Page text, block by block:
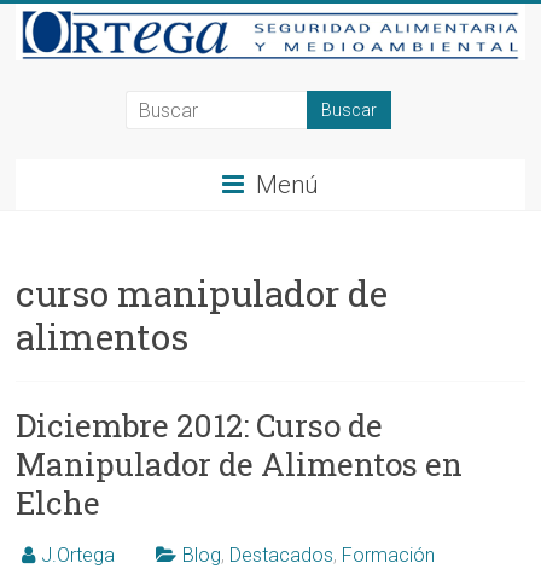
Saltar
contenido
Consultoría
y
Medioambiente
Alicante,
Elche,
Ortega
Menú
curso manipulador de
alimentos
Diciembre 2012: Curso de
Manipulador de Alimentos en
Elche
J.Ortega Blog, Destacados, Formación